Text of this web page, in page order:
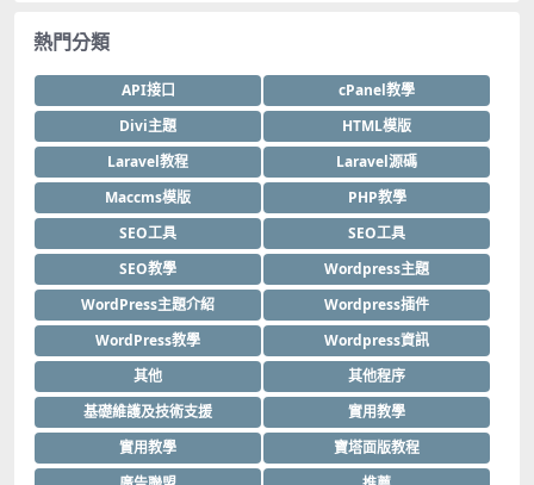
熱門分類
API接口
cPanel教學
Divi主題
HTML模版
Laravel教程
Laravel源碼
Maccms模版
PHP教學
SEO工具
SEO工具
SEO教學
Wordpress主題
WordPress主題介紹
Wordpress插件
WordPress教學
Wordpress資訊
其他
其他程序
基礎維護及技術支援
實用教學
實用教學
寶塔面版教程